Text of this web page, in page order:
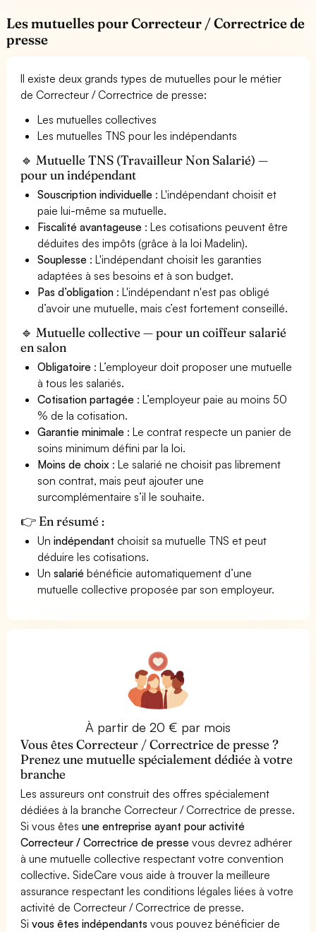
Les mutuelles pour Correcteur / Correctrice de
presse
Il existe deux grands types de mutuelles pour le métier
de Correcteur / Correctrice de presse:
Les mutuelles collectives
Les mutuelles TNS pour les indépendants
🔹 Mutuelle TNS (Travailleur Non Salarié) —
pour un indépendant
Souscription individuelle : L'indépendant choisit et
paie lui-même sa mutuelle.
Fiscalité avantageuse : Les cotisations peuvent être
déduites des impôts (grâce à la loi Madelin).
Souplesse : L'indépendant choisit les garanties
adaptées à ses besoins et à son budget.
Pas d’obligation : L'indépendant n'est pas obligé
d’avoir une mutuelle, mais c’est fortement conseillé.
🔹 Mutuelle collective — pour un coiffeur salarié
en salon
Obligatoire : L’employeur doit proposer une mutuelle
à tous les salariés.
Cotisation partagée : L’employeur paie au moins 50
% de la cotisation.
Garantie minimale : Le contrat respecte un panier de
soins minimum défini par la loi.
Moins de choix : Le salarié ne choisit pas librement
son contrat, mais peut ajouter une
surcomplémentaire s’il le souhaite.
👉 En résumé :
Unindépendant choisit sa mutuelle TNS et peut
déduire les cotisations.
Unsalarié bénéficie automatiquement d’une
mutuelle collective proposée par son employeur.
À partir de 20 € par mois
Vous êtes Correcteur / Correctrice de presse ?
Prenez une mutuelle spécialement dédiée à votre
branche
Les assureurs ont construit des offres spécialement
dédiées à la branche Correcteur / Correctrice de presse.
Si vous êtesune entreprise ayant pour activité
Correcteur / Correctrice de presse vous devrez adhérer
à une mutuelle collective respectant votre convention
collective. SideCare vous aide à trouver la meilleure
assurance respectant les conditions légales liées à votre
activité de Correcteur / Correctrice de presse.
Sivous êtes indépendants vous pouvez bénéficier de